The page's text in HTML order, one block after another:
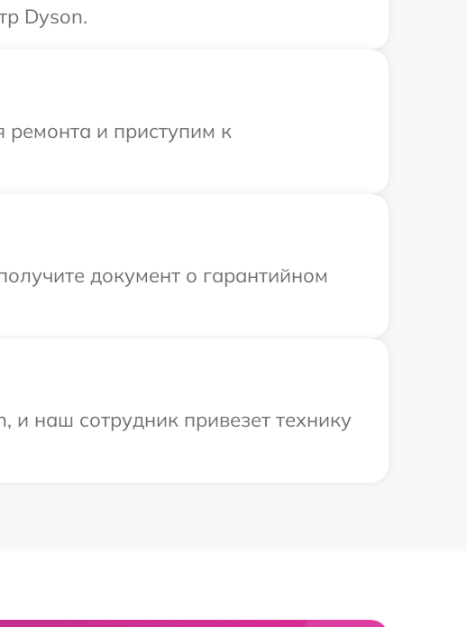
Dyson.
ремонта и приступим к
документ о гарантийном
и наш сотрудник привезет технику